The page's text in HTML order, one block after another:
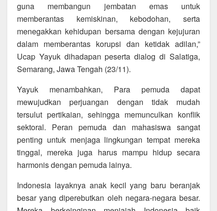
guna membangun jembatan emas untuk
memberantas kemiskinan, kebodohan, serta
menegakkan kehidupan bersama dengan kejujuran
dalam memberantas korupsi dan ketidak adilan,”
Ucap Yayuk dihadapan peserta dialog di Salatiga,
Semarang, Jawa Tengah (23/11).
Yayuk menambahkan, Para pemuda dapat
mewujudkan perjuangan dengan tidak mudah
tersulut pertikaian, sehingga memunculkan konflik
sektoral. Peran pemuda dan mahasiswa sangat
penting untuk menjaga lingkungan tempat mereka
tinggal, mereka juga harus mampu hidup secara
harmonis dengan pemuda lainya.
Indonesia layaknya anak kecil yang baru beranjak
besar yang diperebutkan oleh negara-negara besar.